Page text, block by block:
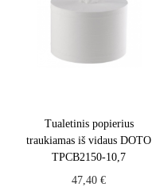
Tualetinis popierius
traukiamas iš vidaus DOTO
TPCB2150-10,7
47,40€